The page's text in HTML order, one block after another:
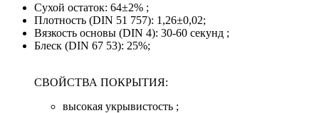
Сухой остаток: 64±2% ;
Плотность (DIN 51 757): 1,26±0,02;
Вязкость основы (DIN 4): 30-60 секунд ;
Блеск (DIN 67 53): 25%;
СВОЙСТВА ПОКРЫТИЯ:
высокая укрывистость ;